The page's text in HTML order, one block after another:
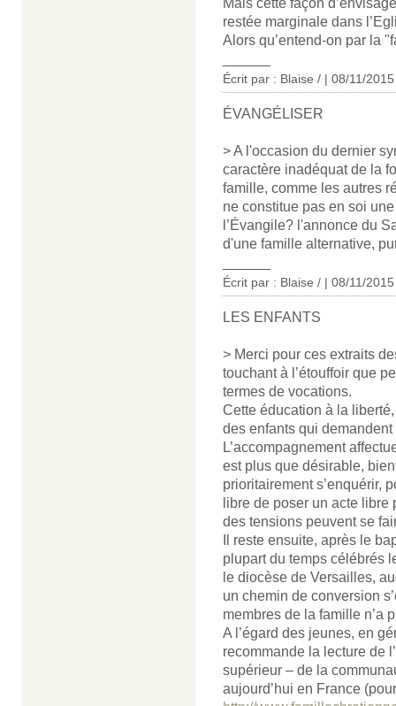
restée marginale dans
Alors qu’entend-on par la
Écrit par : Blaise / | 08/11/2015
ÉVANGÉLISER
> A l'occasion du dernier
caractère inadéquat de la
famille, comme les autres
ne constitue pas en soi
l’Évangile? l'annonce du
d'une famille alternative,
Écrit par : Blaise / | 08/11/2015
LES ENFANTS
> Merci pour ces extraits
touchant à l’étouffoir que
termes de vocations.
Cette éducation à la
des enfants qui
L’accompagnement
est plus que désirable,
prioritairement s’enquérir,
libre de poser un acte
des tensions peuvent se
Il reste ensuite, après le
plupart du temps célébrés
le diocèse de Versailles,
un chemin de conversion
membres de la famille n’a
A l’égard des jeunes, en
recommande la lecture de
supérieur – de la
aujourd’hui en France